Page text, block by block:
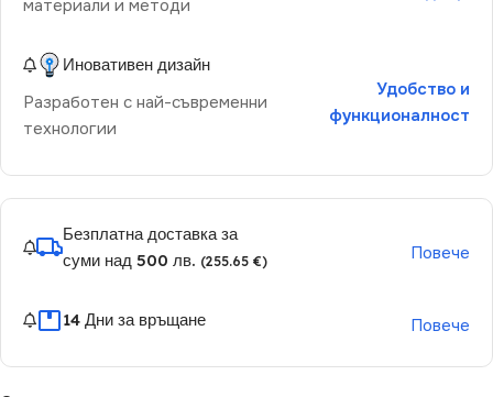
материали и методи
Иновативен дизайн
Разработен с най-съвременни
технологии
Удобство и
функционалност
Безплатна доставка за
суми над 500 лв. (255.65 €) Повече
14 Дни за връщане Повече